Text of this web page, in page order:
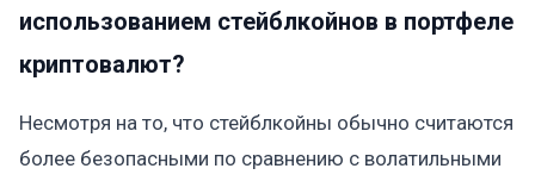
использованием стейблкойнов в портфеле
криптовалют?
Несмотря на то, что стейблкойны обычно считаются
более безопасными по сравнению с волатильными